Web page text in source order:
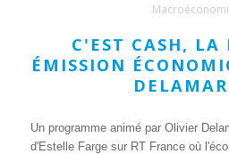
C'EST CASH, LA
ÉMISSION
Un programme animé par Olivier
d'Estelle Farge sur RT France où